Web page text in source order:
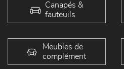
Canapés &
fauteuils
Meubles de
complément